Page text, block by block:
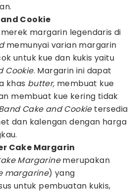
Cookie
margarin legendaris di
memunyai varian margarin
untuk kue dan kukis yaitu
Cookie. Margarin ini dapat
khas butter, membuat kue
membuat kue kering tidak
Cake and Cookietersedia
dan kalengan dengan harga
Cake Margarin
Margarinemerupakan
margarine) yang
untuk pembuatan kukis,